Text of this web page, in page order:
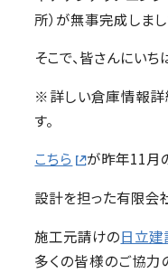
所）が無事完成しまし
そこで、皆さんにい
※詳しい倉庫情報詳
す。
こちら
が昨年11月
設計を担った有限会
施工元請けの日立
多くの皆様のご協力